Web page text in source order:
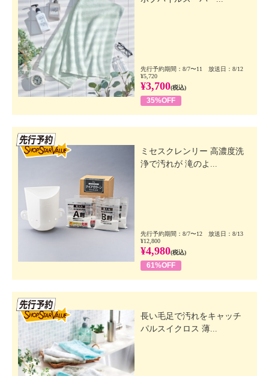
先行予約期間：8/7〜11 放送日：8/12
¥5,720
¥3,700(税込)
35%OFF
ミセスクレンリー 高濃度洗
浄で汚れが 滝のよ...
先行予約期間：8/7〜12 放送日：8/13
¥12,800
¥4,980(税込)
61%OFF
長い毛足で汚れをキャッチ
パルスイクロス 薄...